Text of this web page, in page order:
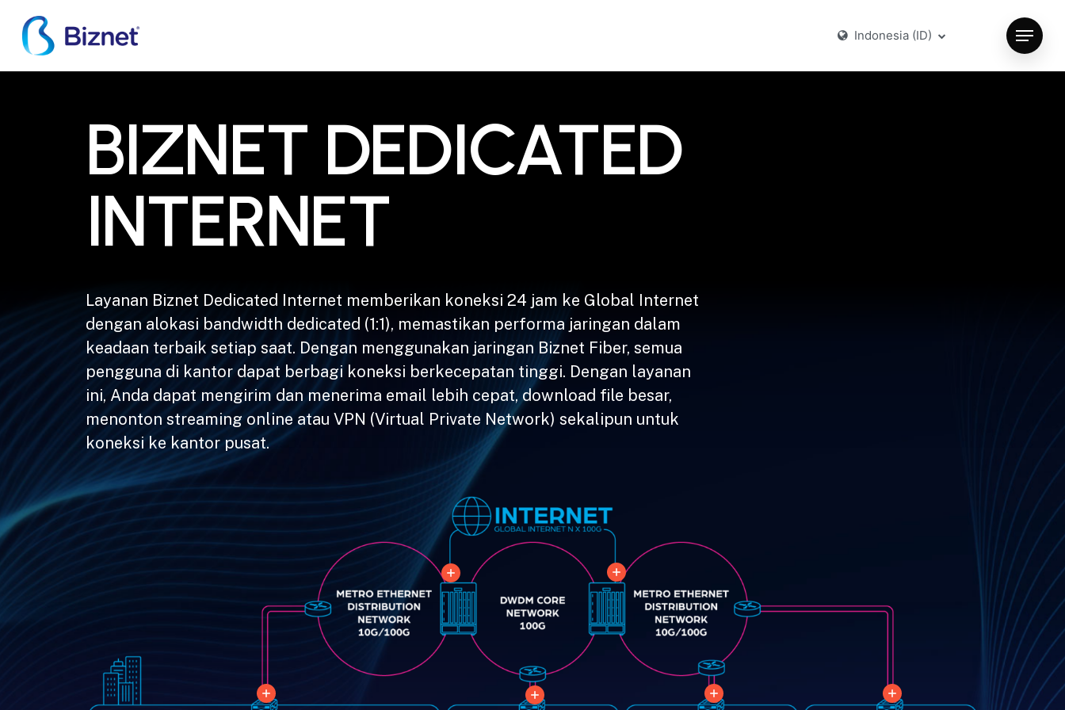
main
content
Indonesia (ID) Menu
BIZNET DEDICATED
INTERNET
Layanan Biznet Dedicated Internet memberikan koneksi 24 jam ke Global Internet
dengan alokasi bandwidth dedicated (1:1), memastikan performa jaringan dalam
keadaan terbaik setiap saat. Dengan menggunakan jaringan Biznet Fiber, semua
pengguna di kantor dapat berbagi koneksi berkecepatan tinggi. Dengan layanan
ini, Anda dapat mengirim dan menerima email lebih cepat, download file besar,
menonton streaming online atau VPN (Virtual Private Network) sekalipun untuk
koneksi ke kantor pusat.